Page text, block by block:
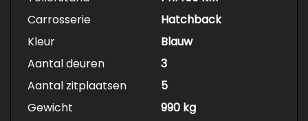
Carrosserie
Hatchback
Kleur
Blauw
Aantal deuren
3
Aantal zitplaatsen
5
Gewicht
990 kg